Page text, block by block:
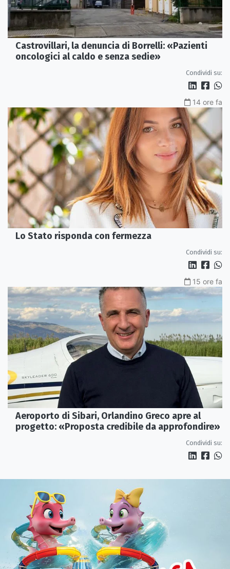
Castrovillari, la denuncia di Borrelli: «Pazienti
oncologici al caldo e senza sedie»
Condividi su:
14 ore fa
Lo Stato risponda con fermezza
Condividi su:
15 ore fa
Aeroporto di Sibari, Orlandino Greco apre al
progetto: «Proposta credibile da approfondire»
Condividi su: